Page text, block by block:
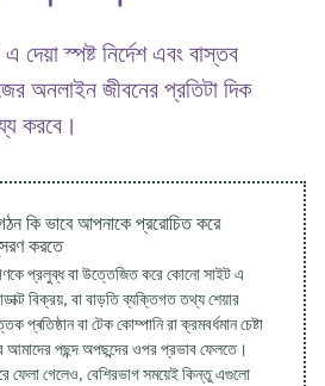
দেয়া স্পষ্ট নির্দেশ এবং বাস্তব
অনলাইন জীবনের প্রতিটা দিক
করবে।
কি ভাবে আপনাকে প্ররোচিত করে
করতে
প্রলুব্ধ বা উত্তেজিত করে কোনো সাইট এ
বিক্রয়, বা বাড়তি ব্যক্তিগত তথ্য শেয়ার
বা টেক কোম্পানি রা ক্রমবর্ধমান চেষ্টা
আমাদের পছন্দ অপছন্দের ওপর প্রভাব ফেলতে।
ফেলা গেলেও, বেশিরভাগ সময়েই কিন্তু এগুলো